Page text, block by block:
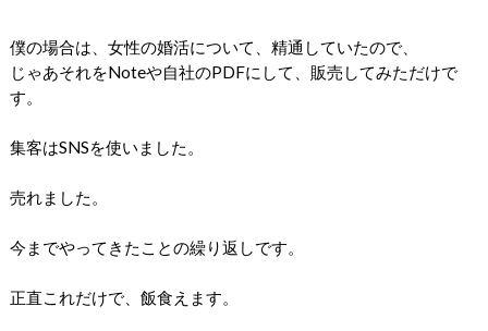
僕の場合は、女性の婚活について、精通していたので、
じゃあそれをNoteや自社のPDFにして、販売してみただけで
す。
集客はSNSを使いました。
売れました。
今までやってきたことの繰り返しです。
正直これだけで、飯食えます。